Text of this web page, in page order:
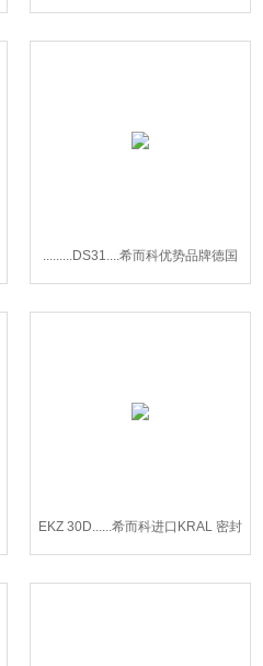
系列
.........DS31....希而科优势品牌德国
Fischer差压变送器DS31
EKZ 30D......希而科进口KRAL 密封
圈EKZ 30D系列